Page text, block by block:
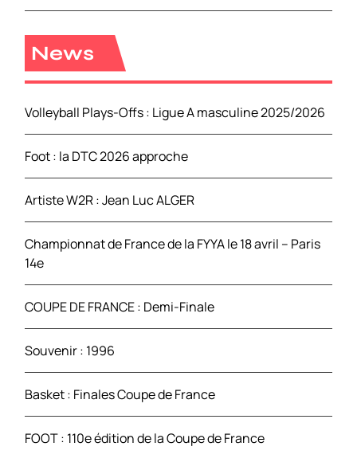
h
h
e
r
:
News
Volleyball Plays-Offs : Ligue A masculine 2025/2026
Foot : la DTC 2026 approche
Artiste W2R : Jean Luc ALGER
Championnat de France de la FYYA le 18 avril – Paris
14e
COUPE DE FRANCE : Demi-Finale
Souvenir : 1996
Basket : Finales Coupe de France
FOOT : 110e édition de la Coupe de France